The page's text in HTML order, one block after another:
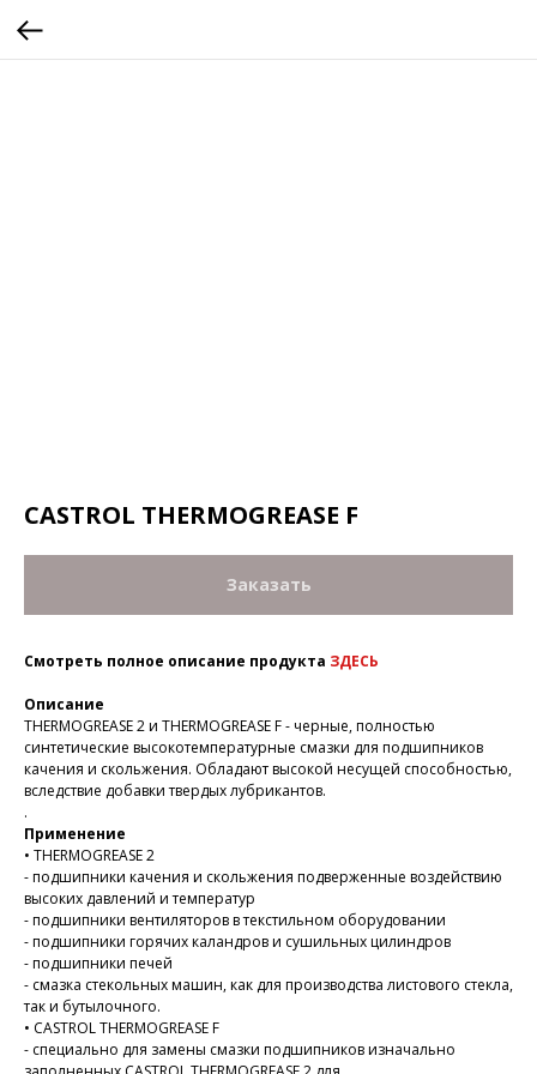
CASTROL THERMOGREASE F
Заказать
Смотреть полное описание продукта ЗДЕСЬ
Описание
THERMOGREASE 2 и THERMOGREASE F - черные, полностью
синтетические высокотемпературные смазки для подшипников
качения и скольжения. Обладают высокой несущей способностью,
вследствие добавки твердых лубрикантов.
.
Применение
• THERMOGREASE 2
- подшипники качения и скольжения подверженные воздействию
высоких давлений и температур
- подшипники вентиляторов в текстильном оборудовании
- подшипники горячих каландров и сушильных цилиндров
- подшипники печей
- смазка стекольных машин, как для производства листового стекла,
так и бутылочного.
• CASTROL THERMOGREASE F
- специально для замены смазки подшипников изначально